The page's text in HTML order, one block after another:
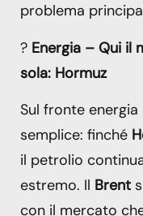
problema
? Energia – Qui il
sola: Hormuz
Sul fronte
semplice: finché
il petrolio
estremo. Il Brent
con il mercato